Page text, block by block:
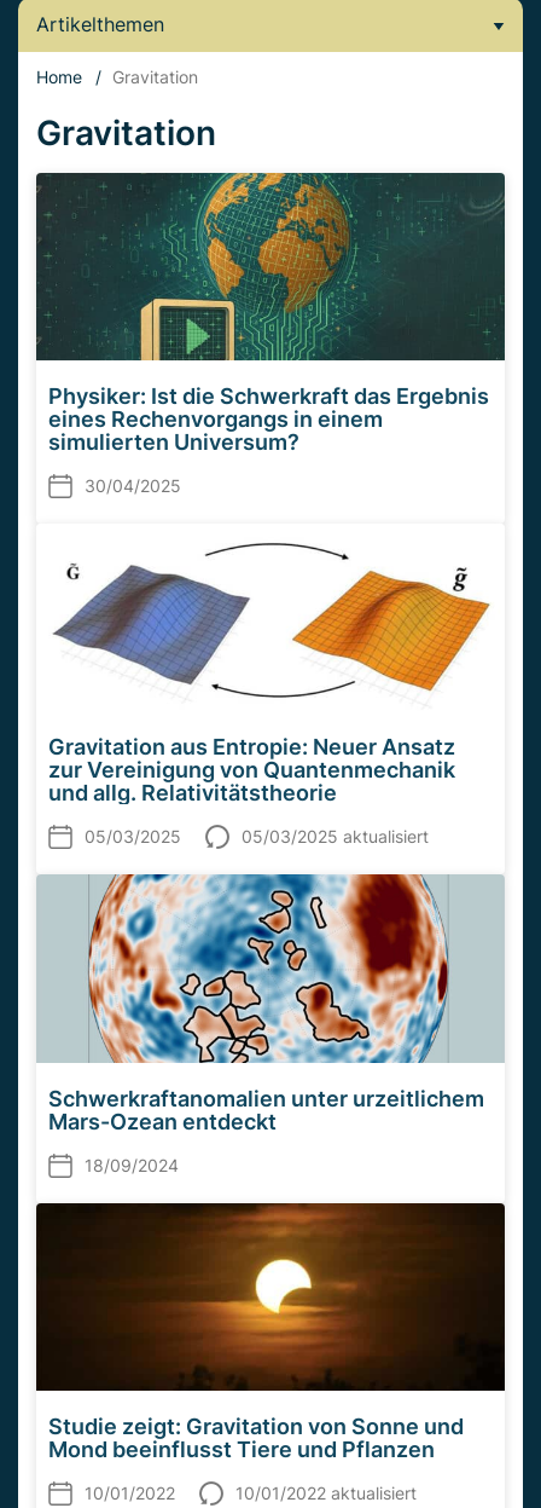
Artikelthemen
Home / Gravitation
Gravitation
Physiker: Ist die Schwerkraft das Ergebnis
eines Rechenvorgangs in einem
simulierten Universum?
30/04/2025
Gravitation aus Entropie: Neuer Ansatz
zur Vereinigung von Quantenmechanik
und allg. Relativitätstheorie
05/03/2025 05/03/2025 aktualisiert
Schwerkraftanomalien unter urzeitlichem
Mars-Ozean entdeckt
18/09/2024
Studie zeigt: Gravitation von Sonne und
Mond beeinflusst Tiere und Pflanzen
10/01/2022 10/01/2022 aktualisiert